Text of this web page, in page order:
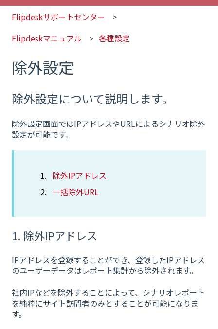
Flipdeskサポートセンター
Flipdeskマニュアル
各種設定
除外設定
除外設定について説明します。
除外設定画面ではIPアドレスやURLによるシナリオ除外
設定が可能です。
除外IPアドレス
一括除外URL
1. 除外IPアドレス
IPアドレスを登録することができ、登録したIPアドレス
のユーザーデータはレポート集計から除外されます。
社内IPなどを除外することによって、シナリオレポート
を純粋にサイト訪問者のみとすることが可能になりま
す。